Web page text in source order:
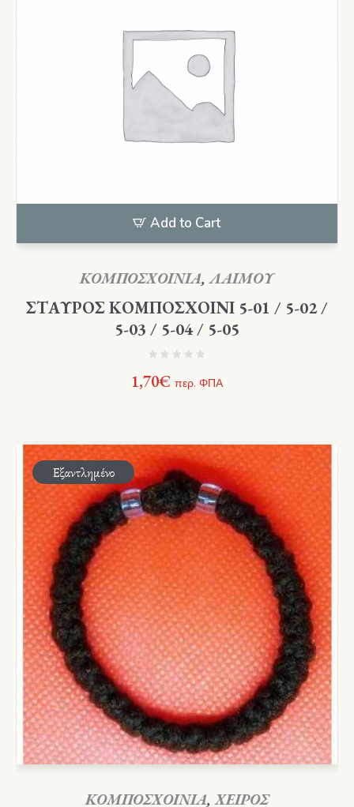
Add to Cart
ΚΟΜΠΟΣΧΟΙΝΙΑ,ΛΑΙΜΟΥ
ΣΤΑΥΡΟΣ ΚΟΜΠΟΣΧΟΙΝΙ 5-01 / 5-02 /
5-03 / 5-04 / 5-05
1,70€ περ. ΦΠΑ
Εξαντλημένο
ΚΟΜΠΟΣΧΟΙΝΙΑ,ΧΕΙΡΟΣ